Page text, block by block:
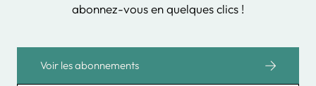
abonnez-vous en quelques clics !
Voir les abonnements